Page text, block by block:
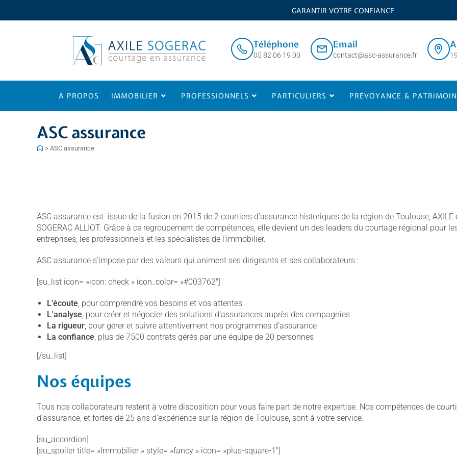
GARANTIR VOTRE CONFIANCE
Téléphone
05 82 06 19 00
Email
contact@asc-assurance.fr
À PROPOS IMMOBILIER PROFESSIONNELS PARTICULIERS PRÉVOYANCE &
ASC assurance
> ASC assurance
ASC assurance est issue de la fusion en 2015 de 2 courtiers d’assurance historiques de la région de Toulouse, AXILE
SOGERAC ALLIOT. Grâce à ce regroupement de compétences, elle devient un des leaders du courtage régional pour
entreprises, les professionnels et les spécialistes de l’immobilier.
ASC assurance s’impose par des valeurs qui animent ses dirigeants et ses collaborateurs :
[su_list icon= »icon: check » icon_color= »#003762″]
L’écoute , pour comprendre vos besoins et vos attentes
L’analyse , pour créer et négocier des solutions d’assurances auprès des compagnies
La rigueur , pour gérer et suivre attentivement nos programmes d’assurance
La confiance , plus de 7500 contrats gérés par une équipe de 20 personnes
[/su_list]
Nos équipes
Tous nos collaborateurs restent à votre disposition pour vous faire part de notre expertise. Nos compétences de
d’assurance, et fortes de 25 ans d’expérience sur la région de Toulouse, sont à votre service.
[su_accordion]
[su_spoiler title= »Immobilier » style= »fancy » icon= »plus-square-1″]